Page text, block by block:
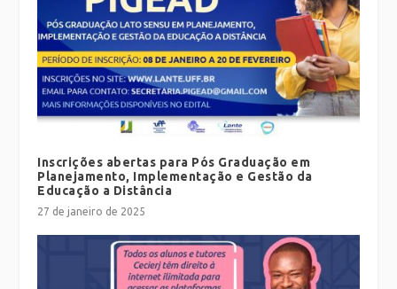
Inscrições abertas para Pós Graduação em
Planejamento, Implementação e Gestão da
Educação a Distância
27 de janeiro de 2025